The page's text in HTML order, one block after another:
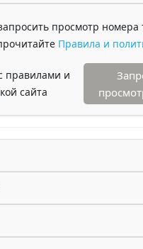
просмотр номера
Правила и
правилами и
сайта